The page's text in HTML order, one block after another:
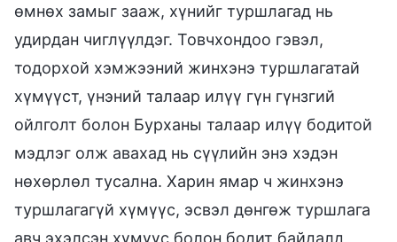
өмнөх замыг зааж, хүнийг туршлагад нь
удирдан чиглүүлдэг. Товчхондоо гэвэл,
тодорхой хэмжээний жинхэнэ туршлагатай
хүмүүст, үнэний талаар илүү гүн гүнзгий
ойлголт болон Бурханы талаар илүү бодитой
мэдлэг олж авахад нь сүүлийн энэ хэдэн
нөхөрлөл тусална. Харин ямар ч жинхэнэ
туршлагагүй хүмүүс, эсвэл дөнгөж туршлага
авч эхэлсэн хүмүүс болон бодит байдалд